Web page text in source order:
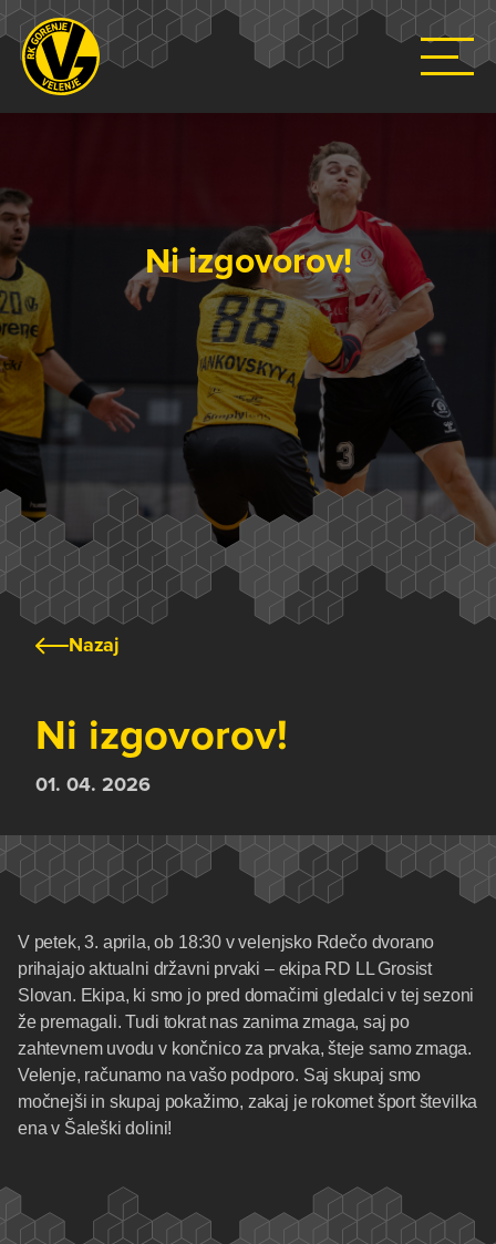
Ni izgovorov!
Nazaj
Ni izgovorov!
01. 04. 2026
V petek, 3. aprila, ob 18:30 v velenjsko Rdečo dvorano
prihajajo aktualni državni prvaki – ekipa RD LL Grosist
Slovan. Ekipa, ki smo jo pred domačimi gledalci v tej sezoni
že premagali. Tudi tokrat nas zanima zmaga, saj po
zahtevnem uvodu v končnico za prvaka, šteje samo zmaga.
Velenje, računamo na vašo podporo. Saj skupaj smo
močnejši in skupaj pokažimo, zakaj je rokomet šport številka
ena v Šaleški dolini!